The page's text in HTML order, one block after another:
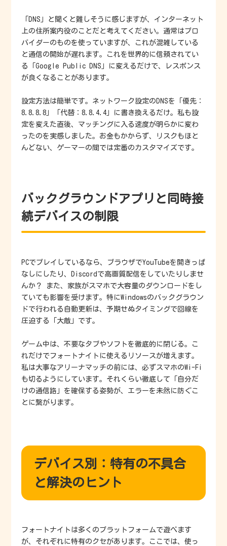
「DNS」と聞くと難しそうに感じますが、インターネット
上の住所案内役のことだと考えてください。通常はプロ
バイダーのものを使っていますが、これが混雑している
と通信の開始が遅れます。これを世界的に信頼されてい
る「Google Public DNS」に変えるだけで、レスポンス
が良くなることがあります。
設定方法は簡単です。ネットワーク設定のDNSを「優先：
8.8.8.8」「代替：8.8.4.4」に書き換えるだけ。私も設
定を変えた直後、マッチングに入る速度が明らかに変わ
ったのを実感しました。お金もかからず、リスクもほと
んどない、ゲーマーの間では定番のカスタマイズです。
バックグラウンドアプリと同時接
続デバイスの制限
PCでプレイしているなら、ブラウザでYouTubeを開きっぱ
なしにしたり、Discordで高画質配信をしていたりしませ
んか？ また、家族がスマホで大容量のダウンロードをし
ていても影響を受けます。特にWindowsのバックグラウン
ドで行われる自動更新は、予期せぬタイミングで回線を
圧迫する「大敵」です。
ゲーム中は、不要なタブやソフトを徹底的に閉じる。こ
れだけでフォートナイトに使えるリソースが増えます。
私は大事なアリーナマッチの前には、必ずスマホのWi-Fi
も切るようにしています。それくらい徹底して「自分だ
けの通信路」を確保する姿勢が、エラーを未然に防ぐこ
とに繋がります。
デバイス別：特有の不具合
と解決のヒント
フォートナイトは多くのプラットフォームで遊べます
が、それぞれに特有のクセがあります。ここでは、使っ